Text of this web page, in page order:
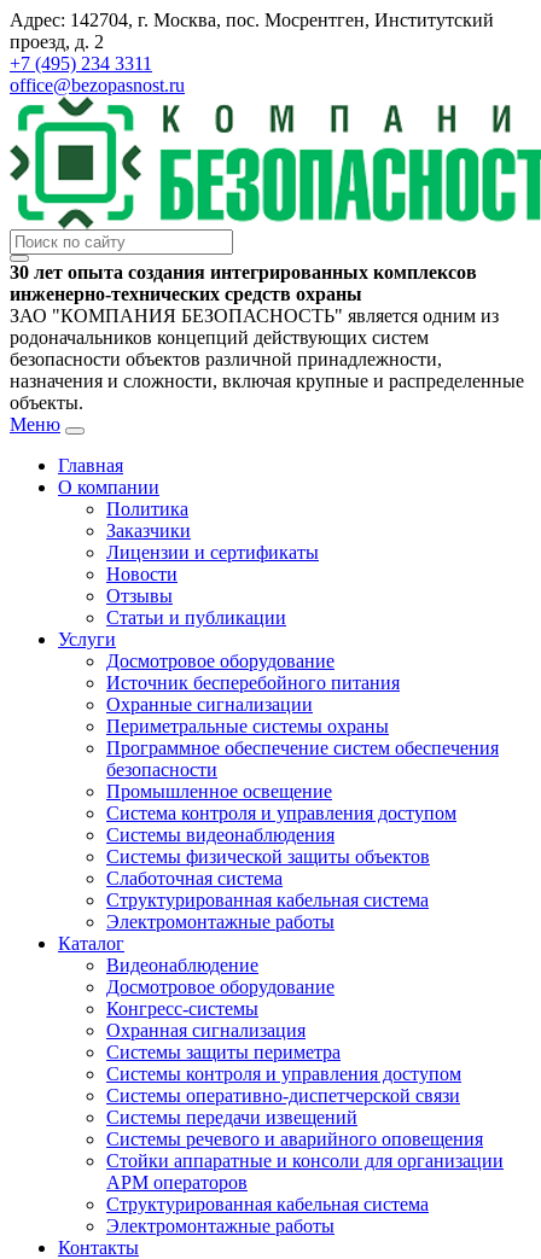
Адрес: 142704, г. Москва, пос. Мосрентген, Институтский
проезд, д. 2
+7 (495) 234 3311
office@bezopasnost.ru
30 лет опыта создания интегрированных комплексов
инженерно-технических средств охраны
ЗАО "КОМПАНИЯ БЕЗОПАСНОСТЬ" является одним из
родоначальников концепций действующих систем
безопасности объектов различной принадлежности,
назначения и сложности, включая крупные и распределенные
объекты.
Меню
Главная
О компании
Политика
Заказчики
Лицензии и сертификаты
Новости
Отзывы
Статьи и публикации
Услуги
Досмотровое оборудование
Источник бесперебойного питания
Охранные сигнализации
Периметральные системы охраны
Программное обеспечение систем обеспечения
безопасности
Промышленное освещение
Система контроля и управления доступом
Системы видеонаблюдения
Системы физической защиты объектов
Слаботочная система
Структурированная кабельная система
Электромонтажные работы
Каталог
Видеонаблюдение
Досмотровое оборудование
Конгресс-системы
Охранная сигнализация
Системы защиты периметра
Системы контроля и управления доступом
Системы оперативно-диспетчерской связи
Системы передачи извещений
Системы речевого и аварийного оповещения
Стойки аппаратные и консоли для организации
АРМ операторов
Структурированная кабельная система
Электромонтажные работы
Контакты